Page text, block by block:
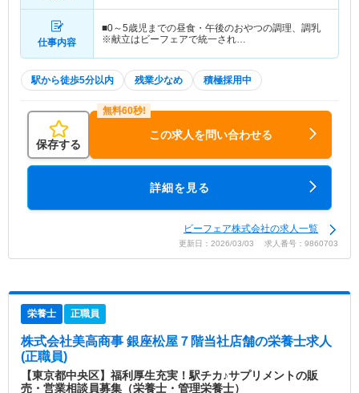
仕事内容
■0～5歳児までの昼食・午後のおやつの調理、調乳
※献立はビーフェアで統一され…
駅から徒歩5分以内 残業少なめ 積極採用中
保存する
この求人を問い合わせる
詳細を見る
ビーフェア株式会社の求人一覧
更新日：2026/03/03 求人番号：9860703
栄養士 正職員
株式会社美高商事 銀座松屋７階当社店舗の栄養士求人
(正職員)
【東京都中央区】福利厚生充実！駅チカ♪サプリメントの販
売・営業相談員募集（栄養士・管理栄養士）